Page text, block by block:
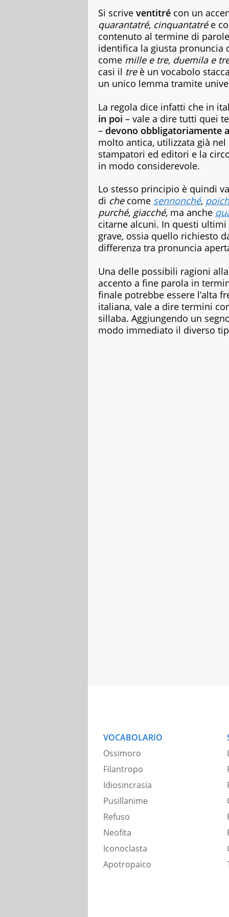
copywriter
per
case
editrici,
magazine
e
siti
web,
specializzata
viaggi
Da
sempre
appassionata
di
vario
genere,
dai
romanzi
della
letteratura
classica
best
seller,
dagli
albi
illustrati
per
bambini
Si scrive ventitré con un
quarantatré, cinquantatrée
contenuto al termine di
identifica la giusta pronuncia
come mille e tre, duemila e
casi il treè un vocabolo
un unico lemma tramite
La regola dice infatti che in
in poi – vale a dire tutti quei
– devono obbligatoriamente
molto antica, utilizzata già
stampatori ed editori e la
in modo considerevole.
Lo stesso principio è quindi
di checome sennonché,
purché, giacché, ma anche
citarne alcuni. In questi ultimi
grave, ossia quello richiesto
differenza tra pronuncia
Una delle possibili ragioni
accento a fine parola in
finale potrebbe essere l’alta
italiana, vale a dire termini
sillaba. Aggiungendo un
modo immediato il diverso
VOCABOLARIO
Ossimoro
Filantropo
Idiosincrasia
Pusillanime
Refuso
Neofita
Iconoclasta
Apotropaico